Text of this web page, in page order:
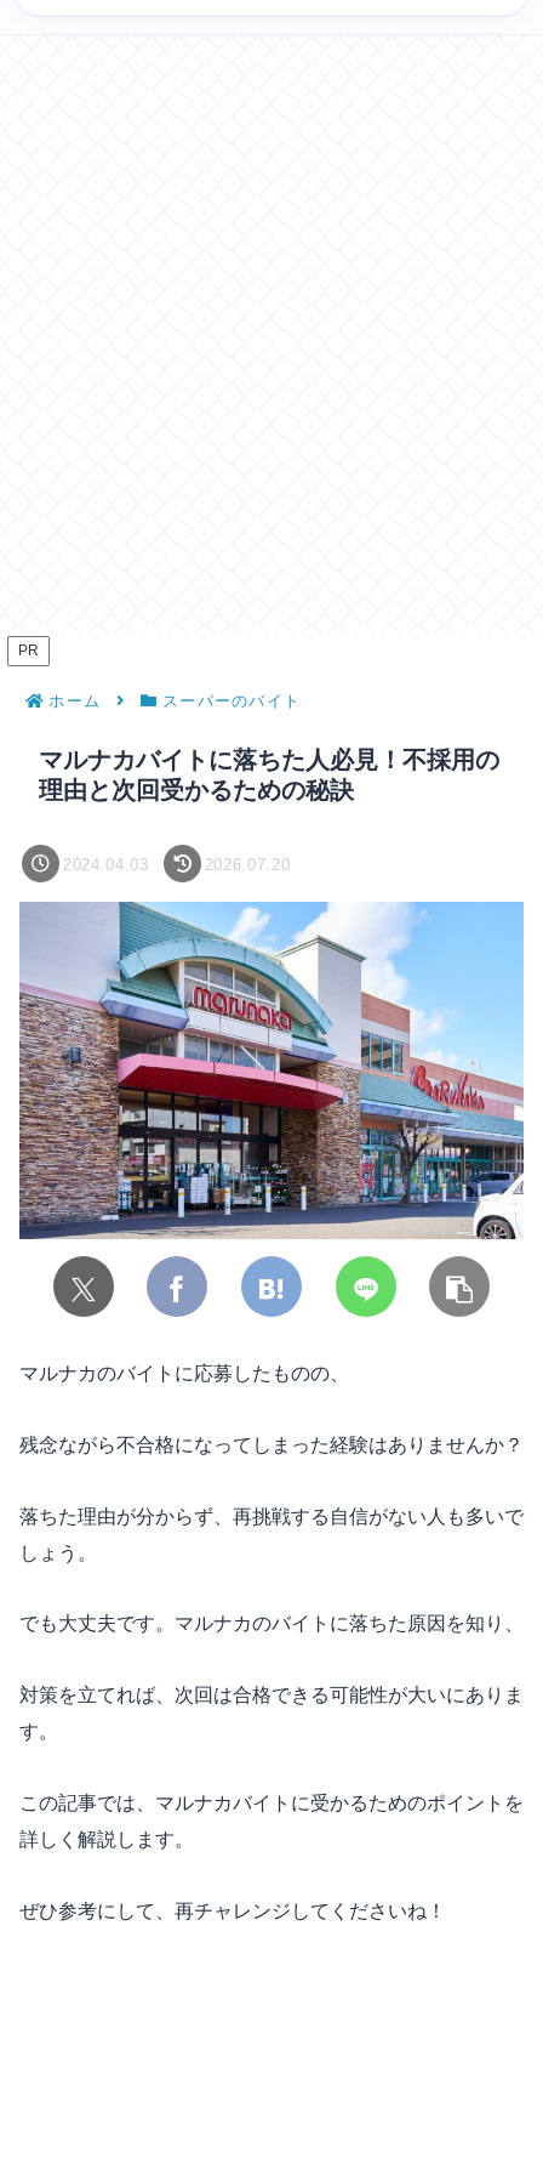
PR
ホーム スーパーのバイト
マルナカバイトに落ちた人必見！不採用の
理由と次回受かるための秘訣
2024.04.03 2026.07.20
マルナカのバイトに応募したものの、
残念ながら不合格になってしまった経験はありませんか？
落ちた理由が分からず、再挑戦する自信がない人も多いで
しょう。
でも大丈夫です。マルナカのバイトに落ちた原因を知り、
対策を立てれば、次回は合格できる可能性が大いにありま
す。
この記事では、マルナカバイトに受かるためのポイントを
詳しく解説します。
ぜひ参考にして、再チャレンジしてくださいね！